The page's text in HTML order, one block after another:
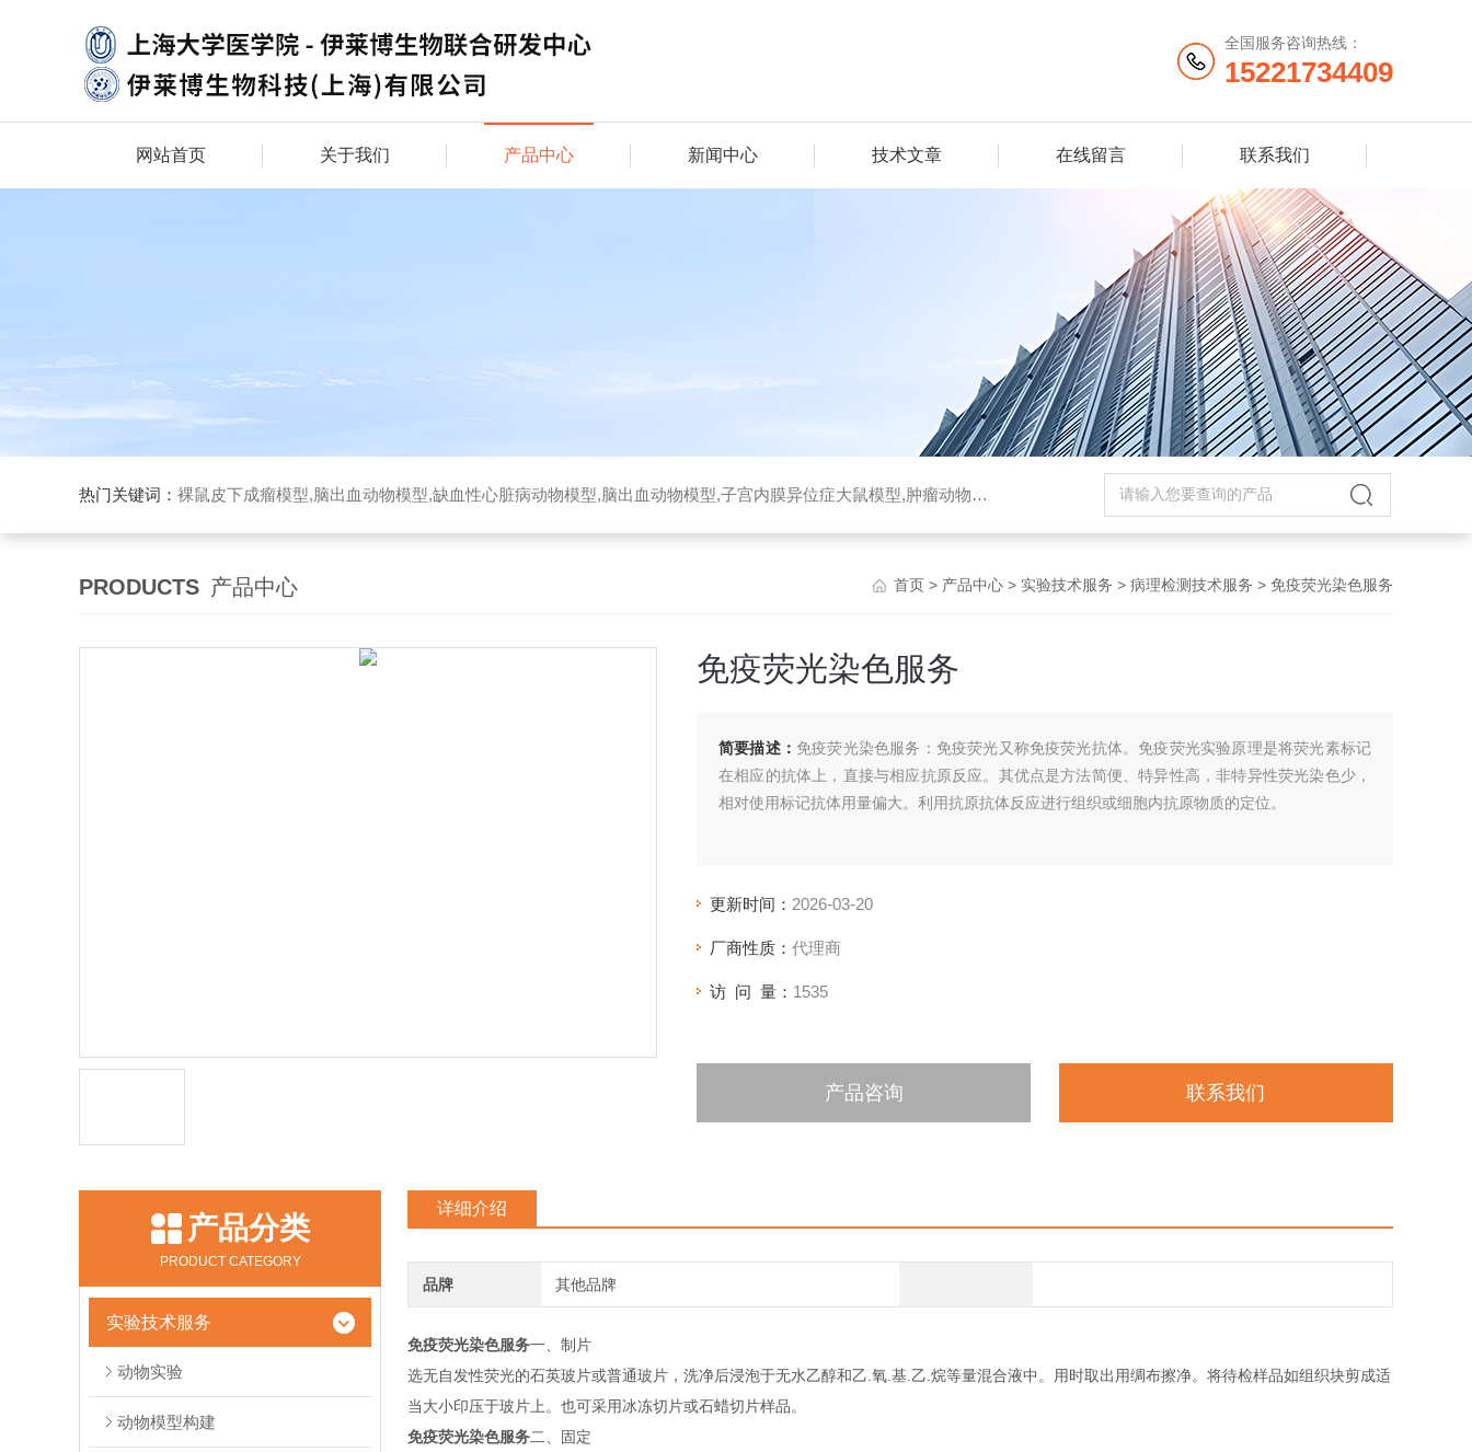
全国服务咨询热线：
15221734409
网站首页 关于我们 产品中心 新闻中心 技术文章 在线留言 联系我们
热门关键词： 裸鼠皮下成瘤模型,脑出血动物模型,缺血性心脏病动物模型,脑出血动物模型,子宫内膜异位症大鼠模型,肿瘤动物模型
PRODUCTS 产品中心 首页 > 产品中心 > 实验技术服务 > 病理检测技术服务 > 免疫荧光染色服务
免疫荧光染色服务
简要描述： 免疫荧光染色服务：免疫荧光又称免疫荧光抗体。免疫荧光实验原理是将荧光素标记
在相应的抗体上，直接与相应抗原反应。其优点是方法简便、特异性高，非特异性荧光染色少，
相对使用标记抗体用量偏大。利用抗原抗体反应进行组织或细胞内抗原物质的定位。
更新时间： 2026-03-20
厂商性质： 代理商
访 问 量： 1535
产品咨询 联系我们
产品分类
PRODUCT CATEGORY
实验技术服务
动物实验
动物模型构建
详细介绍
品牌 其他品牌
免疫荧光染色服务一、制片
选无自发性荧光的石英玻片或普通玻片，洗净后浸泡于无水乙醇和乙.氧.基.乙.烷等量混合液中。用时取出用绸布擦净。将待检样品如组织块剪成适
当大小印压于玻片上。也可采用冰冻切片或石蜡切片样品。
免疫荧光染色服务二、固定